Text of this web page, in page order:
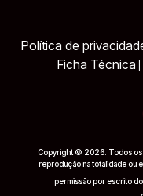
Política de
Ficha Técnica
Copyright © 2026. Todos os
reprodução na totalidade ou
permissão por escrito